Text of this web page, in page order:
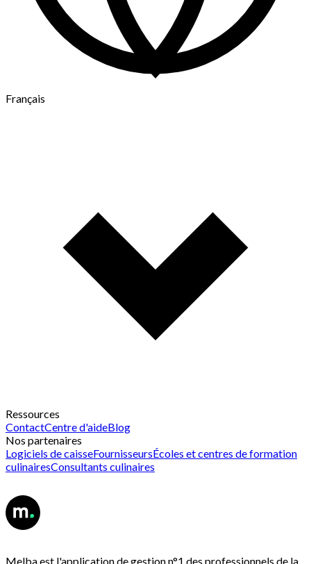
Français
Ressources
ContactCentre d'aideBlog
Nos partenaires
Logiciels de caisseFournisseursÉcoles et centres de formation
culinairesConsultants culinaires
Melba est l'application de gestion n°1 des professionnels de la